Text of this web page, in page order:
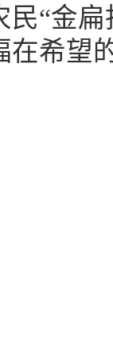
“金
在希望